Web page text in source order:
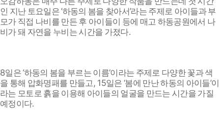
인 지난 토요일은‘하동의 봄을 찾아서’라는 주제로 아이들과 부
모가 직접 나비를 만든 후 아이들이 등에 매고 하동공원에서 나
비가 돼 자연을 누비는 시간을 가졌다.
8일은‘하동의 봄을 부르는 이름’이라는 주제로 다양한 꽃과 색
을 통해 압화명패를 만들고 , 15일은‘봄에 만난 하동의 아이들’이
라는 모토로 흙을 이용해 아이들의 얼굴을 만드는 시간을 가질
예정이다.